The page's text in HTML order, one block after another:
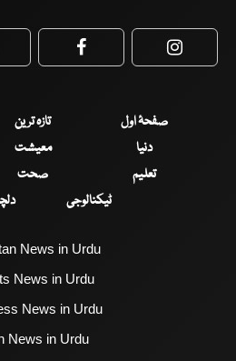
Facebook
صفحۂ اول تازہ ترین
دنیا
معیشت
تعلیم
صحت
ٹیکنالوجی
News in Urdu
News in Urdu
News in Urdu
News in Urdu